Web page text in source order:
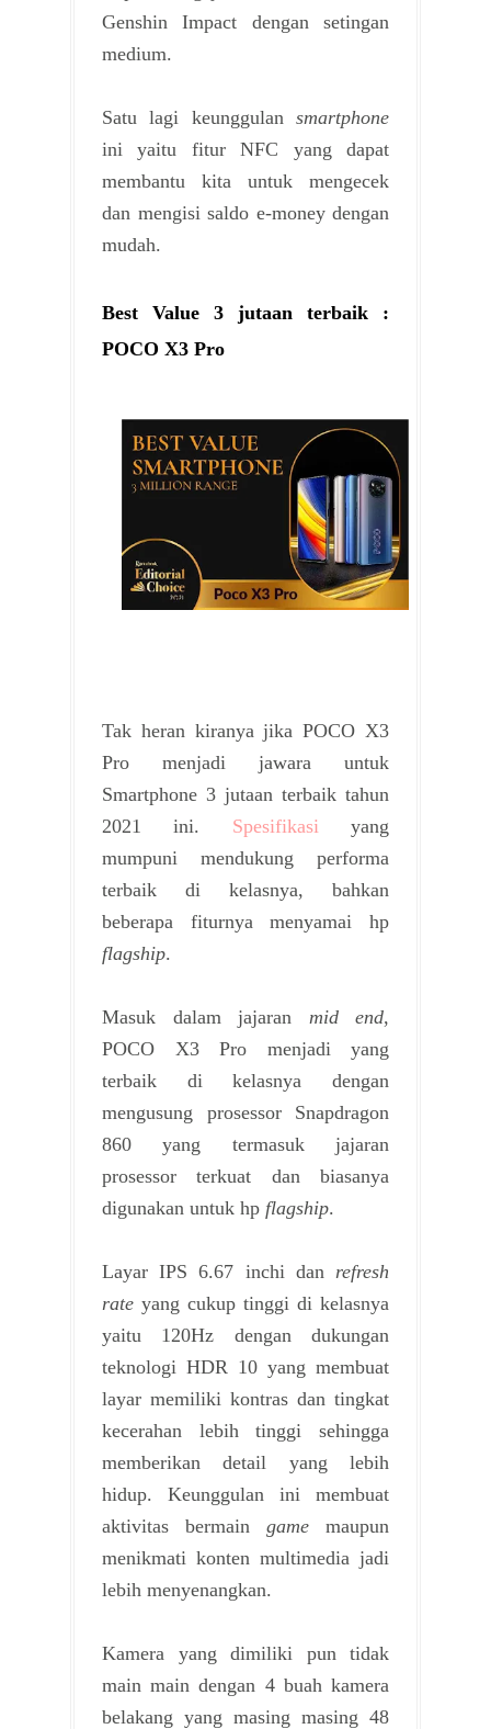
Genshin Impact dengan setingan
medium.
Satu lagi keunggulan smartphone
ini yaitu fitur NFC yang dapat
membantu kita untuk mengecek
dan mengisi saldo e-money dengan
mudah.
Best Value 3 jutaan terbaik :
POCO X3 Pro
Tak heran kiranya jika POCO X3
Pro menjadi jawara untuk
Smartphone 3 jutaan terbaik tahun
2021 ini. Spesifikasi yang
mumpuni mendukung performa
terbaik di kelasnya, bahkan
beberapa fiturnya menyamai hp
flagship.
Masuk dalam jajaran mid end,
POCO X3 Pro menjadi yang
terbaik di kelasnya dengan
mengusung prosessor Snapdragon
860 yang termasuk jajaran
prosessor terkuat dan biasanya
digunakan untuk hp flagship.
Layar IPS 6.67 inchi dan refresh
rate yang cukup tinggi di kelasnya
yaitu 120Hz dengan dukungan
teknologi HDR 10 yang membuat
layar memiliki kontras dan tingkat
kecerahan lebih tinggi sehingga
memberikan detail yang lebih
hidup. Keunggulan ini membuat
aktivitas bermain game maupun
menikmati konten multimedia jadi
lebih menyenangkan.
Kamera yang dimiliki pun tidak
main main dengan 4 buah kamera
belakang yang masing masing 48